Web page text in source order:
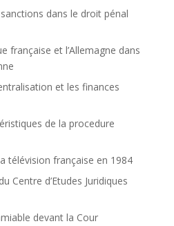
dans le droit pénal
française et l’Allemagne dans
et les finances
de la procedure
télévision française en 1984
Centre d’Etudes Juridiques
devant la Cour